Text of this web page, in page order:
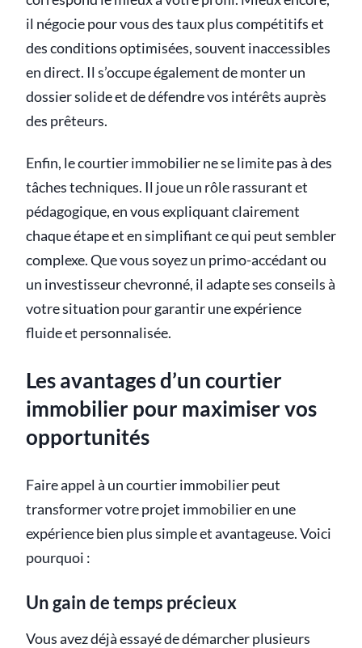
il négocie pour vous des taux plus compétitifs et
des conditions optimisées, souvent inaccessibles
en direct. Il s’occupe également de monter un
dossier solide et de défendre vos intérêts auprès
des prêteurs.
Enfin, le courtier immobilier ne se limite pas à des
tâches techniques. Il joue un rôle rassurant et
pédagogique, en vous expliquant clairement
chaque étape et en simplifiant ce qui peut sembler
complexe. Que vous soyez un primo-accédant ou
un investisseur chevronné, il adapte ses conseils à
votre situation pour garantir une expérience
fluide et personnalisée.
Les avantages d’un courtier
immobilier pour maximiser vos
opportunités
Faire appel à un courtier immobilier peut
transformer votre projet immobilier en une
expérience bien plus simple et avantageuse. Voici
pourquoi :
Un gain de temps précieux
Vous avez déjà essayé de démarcher plusieurs